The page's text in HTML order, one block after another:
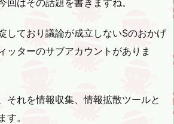
回はその話題を書きますね。
しており議論が成立しないSのおかげ
ッターのサブアカウントがありま
それを情報収集、情報拡散ツールと
す。